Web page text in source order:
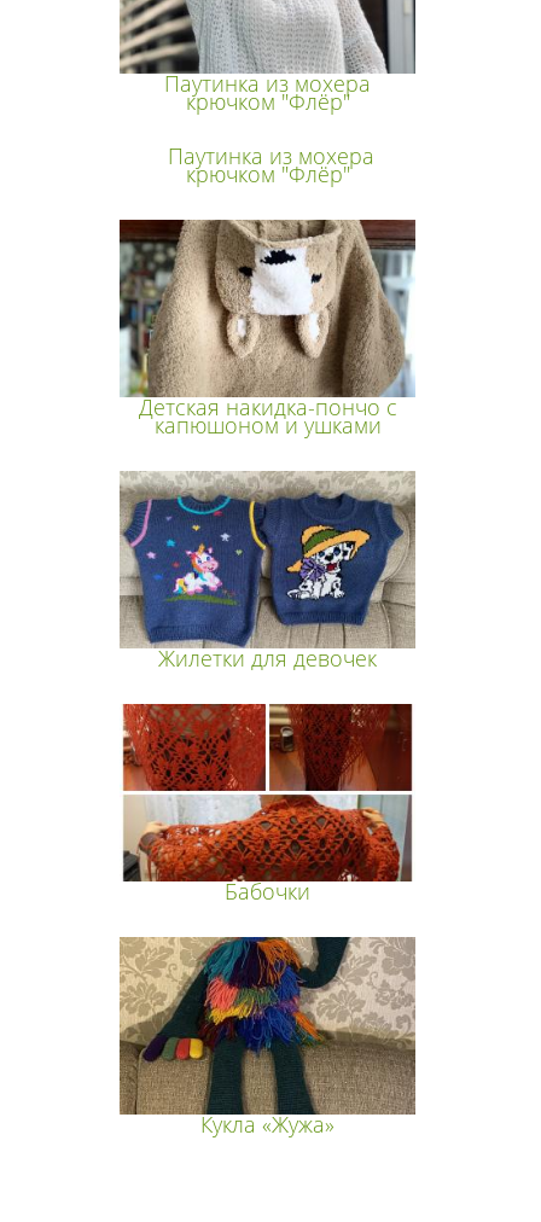
Паутинка из мохера
крючком "Флёр"
Паутинка из мохера
крючком "Флёр"
Детская накидка-пончо с
капюшоном и ушками
Жилетки для девочек
Бабочки
Кукла «Жужа»